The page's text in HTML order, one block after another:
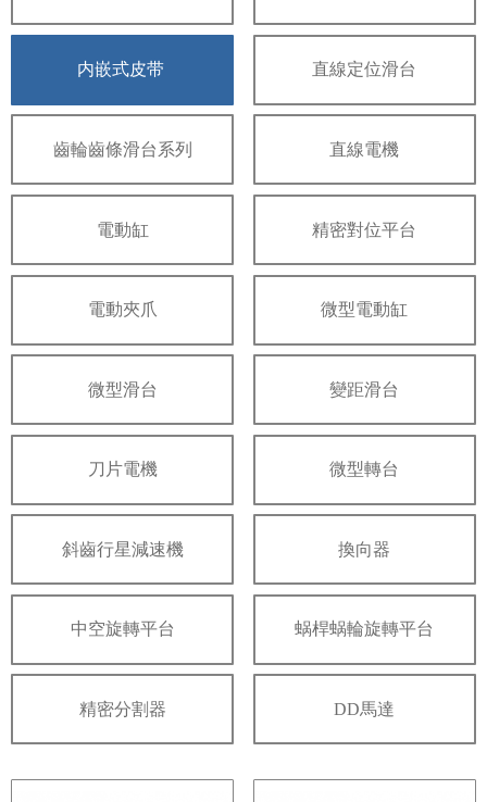
内嵌式皮带 直線定位滑台
齒輪齒條滑台系列 直線電機
電動缸 精密對位平台
電動夾爪 微型電動缸
微型滑台 變距滑台
刀片電機 微型轉台
斜齒行星減速機 換向器
中空旋轉平台 蜗桿蜗輪旋轉平台
精密分割器 DD馬達